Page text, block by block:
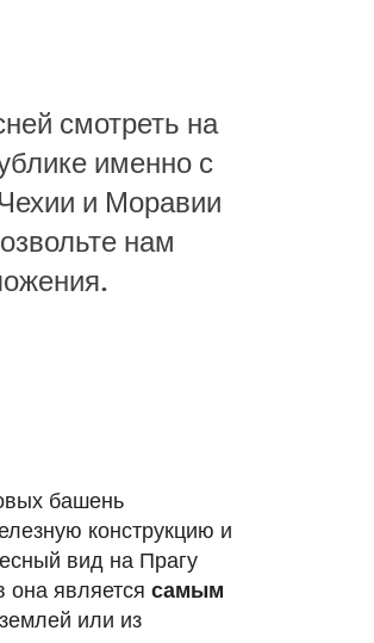
смотреть на
именно с
и Моравии
нам
башень
конструкцию и
вид на Прагу
она является самым
или из